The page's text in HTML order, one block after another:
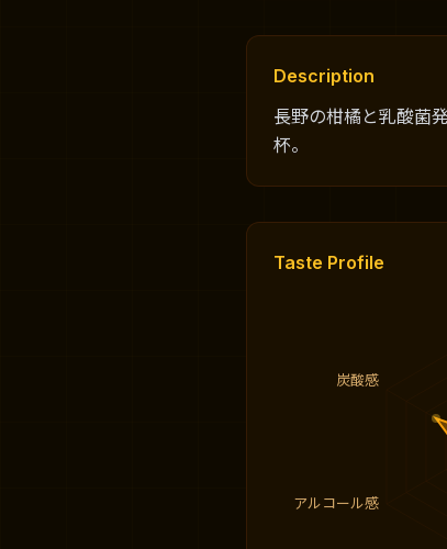
Description
長野の柑橘と乳酸菌
杯。
Taste Profile
アルコール感
炭酸感